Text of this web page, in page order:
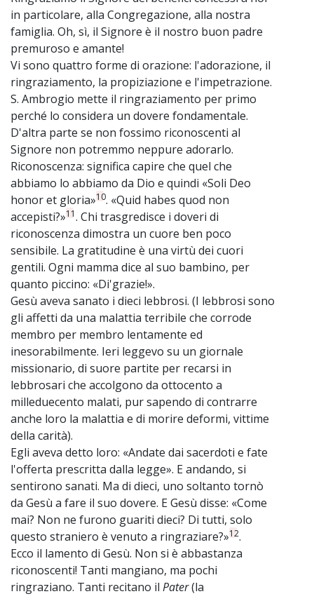
in particolare, alla Congregazione, alla nostra
famiglia. Oh, sì, il Signore è il nostro buon padre
premuroso e amante!
Vi sono quattro forme di orazione: l'adorazione, il
ringraziamento, la propiziazione e l'impetrazione.
S. Ambrogio mette il ringraziamento per primo
perché lo considera un dovere fondamentale.
D'altra parte se non fossimo riconoscenti al
Signore non potremmo neppure adorarlo.
Riconoscenza: significa capire che quel che
abbiamo lo abbiamo da Dio e quindi «Soli Deo
honor et gloria»10. «Quid habes quod non
accepisti?»11. Chi trasgredisce i doveri di
riconoscenza dimostra un cuore ben poco
sensibile. La gratitudine è una virtù dei cuori
gentili. Ogni mamma dice al suo bambino, per
quanto piccino: «Di'grazie!».
Gesù aveva sanato i dieci lebbrosi. (I lebbrosi sono
gli affetti da una malattia terribile che corrode
membro per membro lentamente ed
inesorabilmente. Ieri leggevo su un giornale
missionario, di suore partite per recarsi in
lebbrosari che accolgono da ottocento a
milleduecento malati, pur sapendo di contrarre
anche loro la malattia e di morire deformi, vittime
della carità).
Egli aveva detto loro: «Andate dai sacerdoti e fate
l'offerta prescritta dalla legge». E andando, si
sentirono sanati. Ma di dieci, uno soltanto tornò
da Gesù a fare il suo dovere. E Gesù disse: «Come
mai? Non ne furono guariti dieci? Di tutti, solo
questo straniero è venuto a ringraziare?»12.
Ecco il lamento di Gesù. Non si è abbastanza
riconoscenti! Tanti mangiano, ma pochi
ringraziano. Tanti recitano il Pater(la